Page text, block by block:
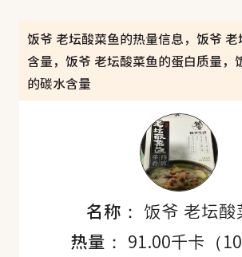
饭爷 老坛酸菜鱼的热量信息，饭爷
含量，饭爷 老坛酸菜鱼的蛋白质量，
的碳水含量
名称： 饭爷 老坛酸
热量： 91.00千卡（